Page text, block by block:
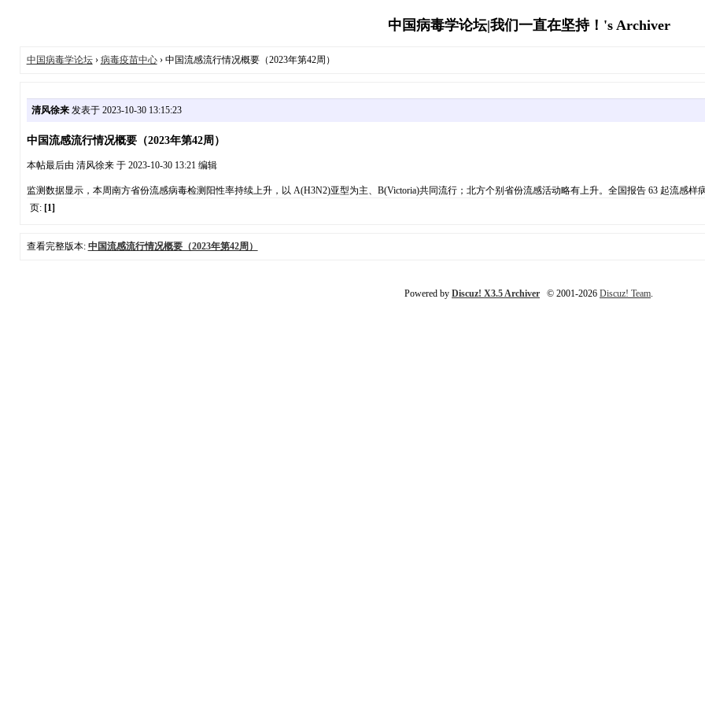
中国病毒学论坛|我们一直在坚持！'s Archiver
中国病毒学论坛› 病毒疫苗中心› 中国流感流行情况概要（2023年第42周）
清风徐来发表于 2023-10-30 13:15:23
中国流感流行情况概要（2023年第42周）
本帖最后由 清风徐来 于 2023-10-30 13:21 编辑
监测数据显示，本周南方省份流感病毒检测阳性率持续上升，以 A(H3N2)亚型为主、B(Victoria)共同流行；北方个别省份流感活动略有上升。全国报告 63 起流感样
页: [1]
查看完整版本: 中国流感流行情况概要（2023年第42周）
Powered by Discuz! X3.5 Archiver © 2001-2026 Discuz! Team.